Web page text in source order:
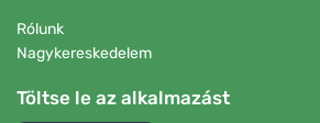
Rólunk
Nagykereskedelem
Töltse le az alkalmazást